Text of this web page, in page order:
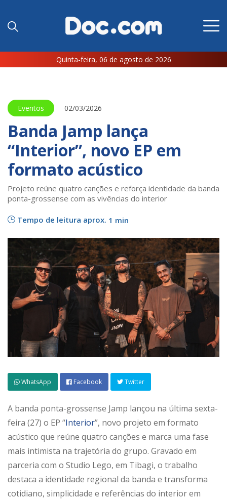
Quinta-feira, 06 de agosto de 2026
Eventos 02/03/2026
Banda Jamp lança
“Interior”, novo EP em
formato acústico
Projeto reúne quatro canções e reforça identidade da banda
ponta-grossense com as vivências do interior
Tempo de leitura aprox. 1 min
WhatsApp Facebook Twitter
A banda ponta-grossense Jamp lançou na última sexta-
feira (27) o EP “Interior”, novo projeto em formato
acústico que reúne quatro canções e marca uma fase
mais intimista na trajetória do grupo. Gravado em
parceria com o Studio Lego, em Tibagi, o trabalho
destaca a identidade regional da banda e transforma
cotidiano, simplicidade e referências do interior em